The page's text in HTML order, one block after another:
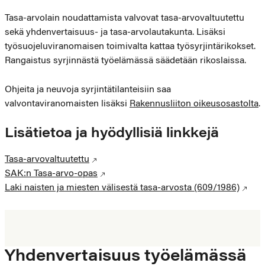
Tasa-arvolain noudattamista valvovat tasa-arvovaltuutettu
sekä yhdenvertaisuus- ja tasa-arvolautakunta. Lisäksi
työsuojeluviranomaisen toimivalta kattaa työsyrjintärikokset.
Rangaistus syrjinnästä työelämässä säädetään rikoslaissa.
Ohjeita ja neuvoja syrjintätilanteisiin saa
valvontaviranomaisten lisäksi Rakennusliiton oikeusosastolta.
Lisätietoa ja hyödyllisiä linkkejä
Tasa-arvovaltuutettu
SAK:n Tasa-arvo-opas
Laki naisten ja miesten välisestä tasa-arvosta (609/1986)
Yhdenvertaisuus työelämässä